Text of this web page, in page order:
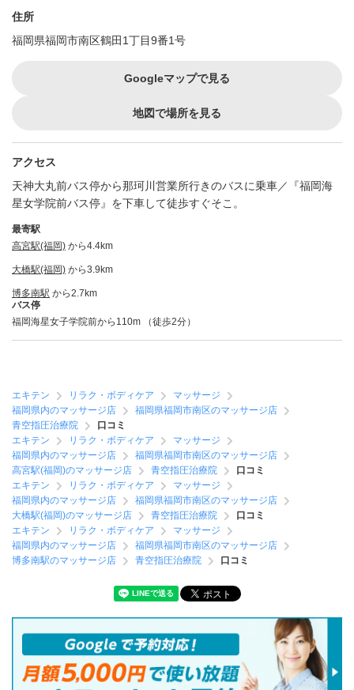
住所
福岡県福岡市南区鶴田1丁目9番1号
Googleマップで見る
地図で場所を見る
アクセス
天神大丸前バス停から那珂川営業所行きのバスに乗車／『福岡海
星女学院前バス停』を下車して徒歩すぐそこ。
最寄駅
高宮駅(福岡) から4.4km
大橋駅(福岡) から3.9km
博多南駅 から2.7km
バス停
福岡海星女子学院前から110m （徒歩2分）
エキテン リラク・ボディケア
マッサージ
福岡県内のマッサージ店
福岡県福岡市南区のマッサージ店
青空指圧治療院
口コミ
エキテン
リラク・ボディケア
マッサージ
福岡県内のマッサージ店
福岡県福岡市南区のマッサージ店
高宮駅(福岡)のマッサージ店
青空指圧治療院
口コミ
エキテン
リラク・ボディケア
マッサージ
福岡県内のマッサージ店
福岡県福岡市南区のマッサージ店
大橋駅(福岡)のマッサージ店
青空指圧治療院
口コミ
エキテン
リラク・ボディケア
マッサージ
福岡県内のマッサージ店
福岡県福岡市南区のマッサージ店
博多南駅のマッサージ店
青空指圧治療院 口コミ